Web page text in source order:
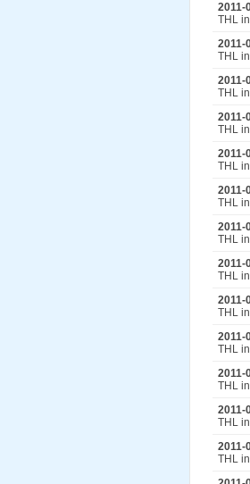
2011-
THL
2011-
THL
2011-
THL
2011-
THL
2011-
THL
2011-
THL
2011-
THL
2011-
THL
2011-
THL
2011-
THL
2011-
THL
2011-
THL
2011-
THL